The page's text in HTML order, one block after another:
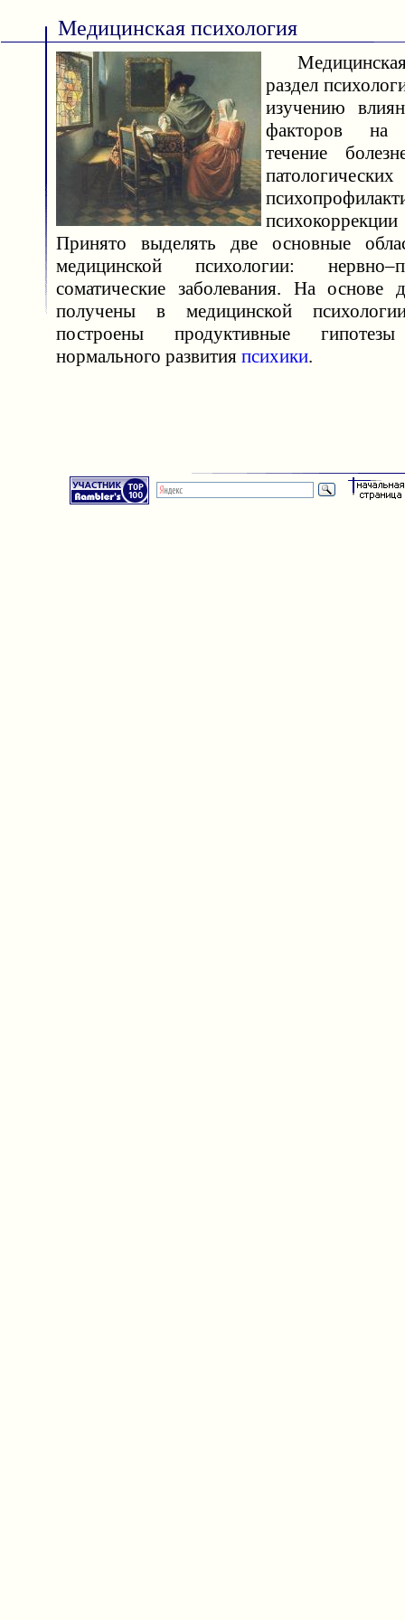
Медицинская психология
раздел
изучению
факторов на
течение
Принято выделять две основные
медицинской психологии:
соматические заболевания. На основе
получены в медицинской
построены продуктивные
нормального развития психики.